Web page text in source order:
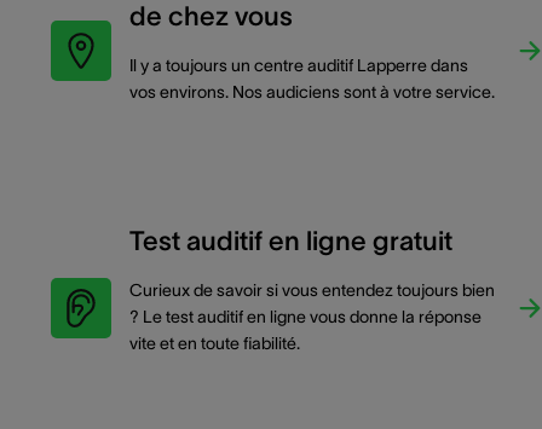
de chez vous
Il y a toujours un centre auditif Lapperre dans
vos environs. Nos audiciens sont à votre service.
Test auditif en ligne gratuit
Curieux de savoir si vous entendez toujours bien
? Le test auditif en ligne vous donne la réponse
vite et en toute fiabilité.